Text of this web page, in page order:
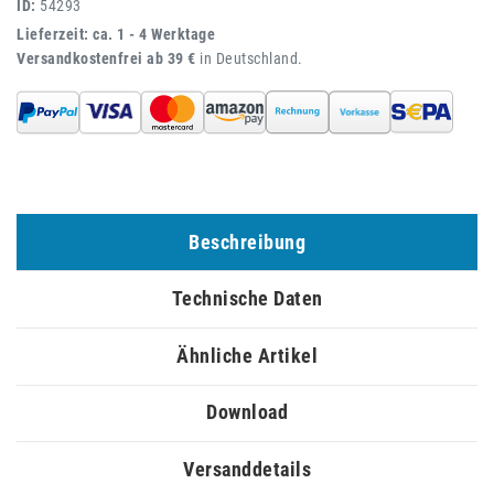
ID: 54293
Lieferzeit: ca. 1 - 4 Werktage
Versandkostenfrei ab 39 € in Deutschland.
Beschreibung
Technische Daten
Ähnliche Artikel
Download
Versanddetails